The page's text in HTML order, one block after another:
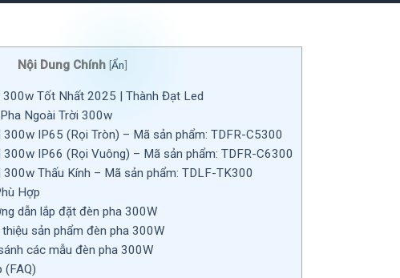
Nội Dung Chính [Ẩn]
300w Tốt Nhất 2025 | Thành Đạt Led
Ngoài Trời 300w
300w IP65 (Rọi Tròn) – Mã sản phẩm: TDFR-C5300
300w IP66 (Rọi Vuông) – Mã sản phẩm: TDFR-C6300
Thấu Kính – Mã sản phẩm: TDLF-TK300
Hợp
dẫn lắp đặt đèn pha 300W
sản phẩm đèn pha 300W
các mẫu đèn pha 300W
(FAQ)